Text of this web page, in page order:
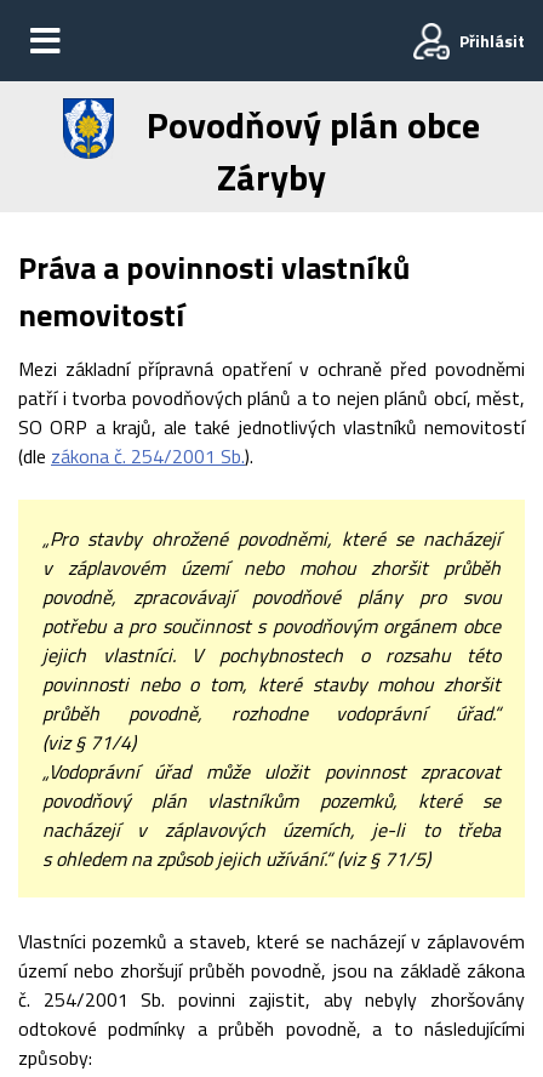
Přihlásit
Povodňový plán obce
Záryby
Práva a povinnosti vlastníků
nemovitostí
Mezi základní přípravná opatření v ochraně před povodněmi
patří i tvorba povodňových plánů a to nejen plánů obcí, měst,
SO ORP a krajů, ale také jednotlivých vlastníků nemovitostí
(dle zákona č. 254/2001 Sb.).
„Pro stavby ohrožené povodněmi, které se nacházejí
v záplavovém území nebo mohou zhoršit průběh
povodně, zpracovávají povodňové plány pro svou
potřebu a pro součinnost s povodňovým orgánem obce
jejich vlastníci. V pochybnostech o rozsahu této
povinnosti nebo o tom, které stavby mohou zhoršit
průběh povodně, rozhodne vodoprávní úřad.“
(viz § 71/4)
„Vodoprávní úřad může uložit povinnost zpracovat
povodňový plán vlastníkům pozemků, které se
nacházejí v záplavových územích, je-li to třeba
s ohledem na způsob jejich užívání.“ (viz § 71/5)
Vlastníci pozemků a staveb, které se nacházejí v záplavovém
území nebo zhoršují průběh povodně, jsou na základě zákona
č. 254/2001 Sb. povinni zajistit, aby nebyly zhoršovány
odtokové podmínky a průběh povodně, a to následujícími
způsoby: